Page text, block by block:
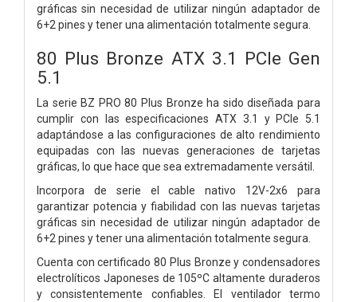
gráficas sin necesidad de utilizar ningún adaptador de
6+2 pines y tener una alimentación totalmente segura.
80 Plus Bronze ATX 3.1 PCIe Gen
5.1
La serie BZ PRO 80 Plus Bronze ha sido diseñada para
cumplir con las especificaciones ATX 3.1 y PCIe 5.1
adaptándose a las configuraciones de alto rendimiento
equipadas con las nuevas generaciones de tarjetas
gráficas, lo que hace que sea extremadamente versátil.
Incorpora de serie el cable nativo 12V-2x6 para
garantizar potencia y fiabilidad con las nuevas tarjetas
gráficas sin necesidad de utilizar ningún adaptador de
6+2 pines y tener una alimentación totalmente segura.
Cuenta con certificado 80 Plus Bronze y condensadores
electrolíticos Japoneses de 105ºC altamente duraderos
y consistentemente confiables. El ventilador termo